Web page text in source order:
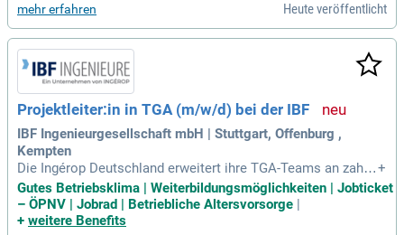
Durchführung und Weiterentwicklung der längsschnittlichen
Studie sowie die Organisation von Folgebefragungen. Dabei
liegt der Fokus auf der Analyse von informeller und häuslich
er Pflege aus Sicht pflegebedürftiger Menschen und ihrer An
gehörigen. Besondere Themen sind Gesundheit, soziale Bez
iehungen und digitale Teilhabe im Kontext der Pflege im Alte
r. Hierbei ist die erste Welle der postalischen Befragung ber
eits im Feld.
mehr erfahren Heute veröffentlicht
Projektleiter:in in TGA (m/w/d) bei der IBF
IBF Ingenieurgesellschaft mbH | Stuttgart, Offenburg ,
Kempten
Die Ingérop Deutschland erweitert ihre TGA-Teams an zahlr
eichen Standorten und sucht kreative Köpfe für mehrere Po
sitionen. Flache Hierarchien und ein offenes Betriebsklima
machen IBF zu einem attraktiven Arbeitsplatz. Wir gestalten
+
Gutes Betriebsklima | Weiterbildungsmöglichkeiten | Jobticket
– ÖPNV | Jobrad | Betriebliche Altersvorsorge |
+ weitere Benefits